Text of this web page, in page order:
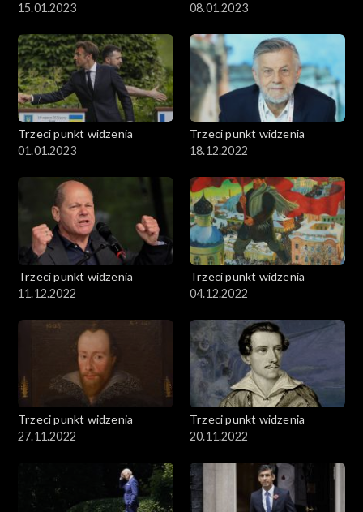
15.01.2023
08.01.2023
Trzeci punkt widzenia
01.01.2023
Trzeci punkt widzenia
18.12.2022
Trzeci punkt widzenia
11.12.2022
Trzeci punkt widzenia
04.12.2022
Trzeci punkt widzenia
27.11.2022
Trzeci punkt widzenia
20.11.2022